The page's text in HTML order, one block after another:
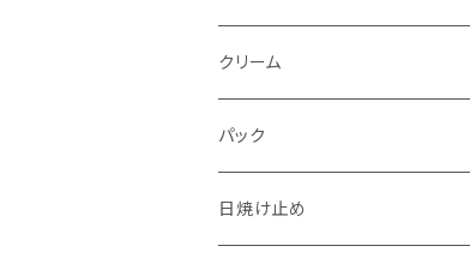
スクリューブラシ
コンシーラブラシ
リップブラシ
クリーム
パック
日焼け止め